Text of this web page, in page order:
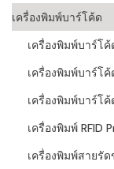
เครื่องพิมพ์บาร์โค้ด
เครื่องพิมพ์บาร์โ
เครื่องพิมพ์บาร์โ
เครื่องพิมพ์บาร์โ
เครื่องพิมพ์ RFID
เครื่องพิมพ์สายรั